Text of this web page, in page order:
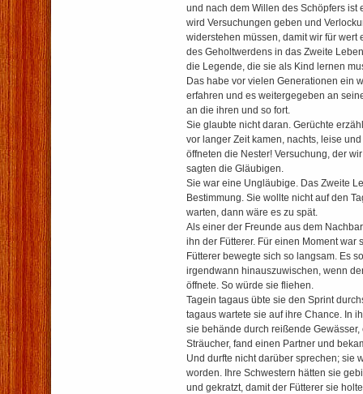
und nach dem Willen des Schöpfers ist
wird Versuchungen geben und
widerstehen müssen, damit wir für wert
des Geholtwerdens in das Zweite
die Legende, die sie als Kind lernen
Das habe vor vielen Generationen ein
erfahren und es weitergegeben an
an die ihren und so fort.
Sie glaubte nicht daran. Gerüchte
vor langer Zeit kamen, nachts, leise
öffneten die Nester! Versuchung, der
sagten die Gläubigen.
Sie war eine Ungläubige. Das Zweite
Bestimmung. Sie wollte nicht auf den
warten, dann wäre es zu spät.
Als einer der Freunde aus dem
ihn der Fütterer. Für einen Moment war
Fütterer bewegte sich so langsam. Es
irgendwann hinauszuwischen, wenn
öffnete. So würde sie fliehen.
Tagein tagaus übte sie den Sprint
tagaus wartete sie auf ihre Chance. In
sie behände durch reißende
Sträucher, fand einen Partner und
Und durfte nicht darüber sprechen; sie
worden. Ihre Schwestern hätten sie
und gekratzt, damit der Fütterer sie